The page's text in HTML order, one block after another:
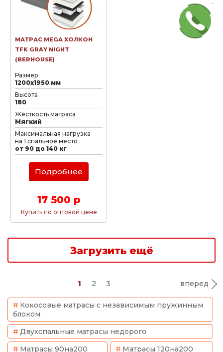
МАТРАС MEGA ХОЛКОН
TFK GRAY NIGHT
(BERHOUSE)
Размер
1200х1950 мм
Высота
180
Жёсткость матраса
Мягкий
Максимальная нагрузка
на 1 спальное место
от 90 до 140 кг
Подробнее
17 500 р
Купить по оптовой цене
Загрузить ещё
1 2 3 вперед
Кокосовые матрасы с независимым пружинным
блоком
Двухспальные матрасы недорого
Матрасы 90на200
Матрасы 120на200